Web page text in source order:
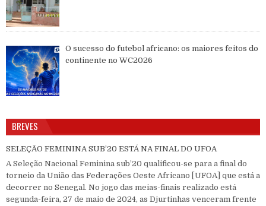
O sucesso do futebol africano: os maiores feitos do
continente no WC2026
BREVES
SELEÇÃO FEMININA SUB’20 ESTÁ NA FINAL DO UFOA
A Seleção Nacional Feminina sub’20 qualificou-se para a final do
torneio da União das Federações Oeste Africano [UFOA] que está a
decorrer no Senegal. No jogo das meias-finais realizado está
segunda-feira, 27 de maio de 2024, as Djurtinhas venceram frente